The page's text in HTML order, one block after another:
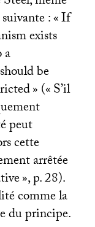
: «If
exists
be
» («S’il
peut
cette
arrêtée
», p. 28).
comme la
du principe.